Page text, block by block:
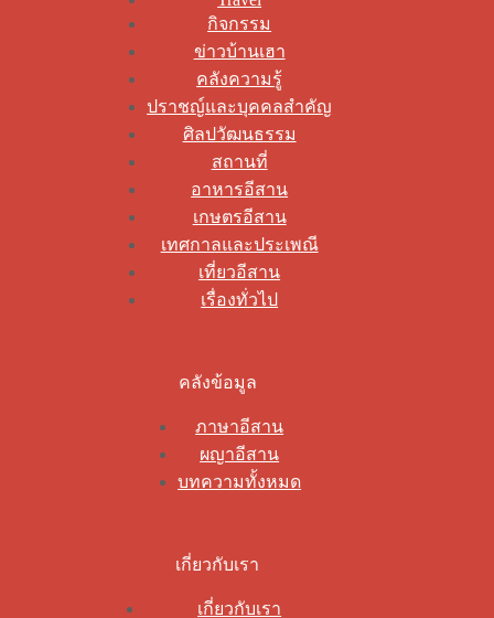
กิจกรรม
ข่าวบ้านเฮา
คลังความรู้
ปราชญ์และบุคคลสำคัญ
ศิลปวัฒนธรรม
สถานที่
อาหารอีสาน
เกษตรอีสาน
เทศกาลและประเพณี
เที่ยวอีสาน
เรื่องทั่วไป
คลังข้อมูล
ภาษาอีสาน
ผญาอีสาน
บทความทั้งหมด
เกี่ยวกับเรา
เกี่ยวกับเรา